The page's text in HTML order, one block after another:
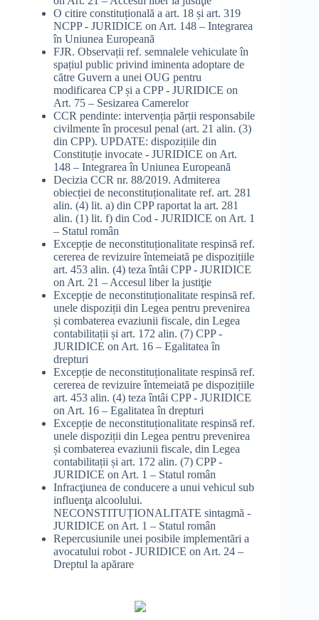
O citire constituțională a art. 18 și art. 319
NCPP - JURIDICE on Art. 148 – Integrarea
în Uniunea Europeană
FJR. Observații ref. semnalele vehiculate în
spațiul public privind iminenta adoptare de
către Guvern a unei OUG pentru
modificarea CP și a CPP - JURIDICE on
Art. 75 – Sesizarea Camerelor
CCR pendinte: intervenția părții responsabile
civilmente în procesul penal (art. 21 alin. (3)
din CPP). UPDATE: dispozițiile din
Constituție invocate - JURIDICE on Art.
148 – Integrarea în Uniunea Europeană
Decizia CCR nr. 88/2019. Admiterea
obiecției de neconstituționalitate ref. art. 281
alin. (4) lit. a) din CPP raportat la art. 281
alin. (1) lit. f) din Cod - JURIDICE on Art. 1
– Statul român
Excepție de neconstituționalitate respinsă ref.
cererea de revizuire întemeiată pe dispozițiile
art. 453 alin. (4) teza întâi CPP - JURIDICE
on Art. 21 – Accesul liber la justiţie
Excepție de neconstituționalitate respinsă ref.
unele dispoziții din Legea pentru prevenirea
și combaterea evaziunii fiscale, din Legea
contabilitații și art. 172 alin. (7) CPP -
JURIDICE on Art. 16 – Egalitatea în
drepturi
Excepție de neconstituționalitate respinsă ref.
cererea de revizuire întemeiată pe dispozițiile
art. 453 alin. (4) teza întâi CPP - JURIDICE
on Art. 16 – Egalitatea în drepturi
Excepție de neconstituționalitate respinsă ref.
unele dispoziții din Legea pentru prevenirea
și combaterea evaziunii fiscale, din Legea
contabilitații și art. 172 alin. (7) CPP -
JURIDICE on Art. 1 – Statul român
Infracţiunea de conducere a unui vehicul sub
influenţa alcoolului.
NECONSTITUȚIONALITATE sintagmă -
JURIDICE on Art. 1 – Statul român
Repercusiunile unei posibile implementări a
avocatului robot - JURIDICE on Art. 24 –
Dreptul la apărare